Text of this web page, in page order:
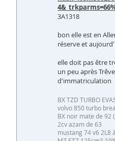
3A1318
bon elle est en
réserve et
elle doit pas être
un peu après
d'immatriculation
BX TZD TURBO
volvo 850 turbo
BX noir mate de 92
2cv azam de 63
mustang 74 v6 2L8